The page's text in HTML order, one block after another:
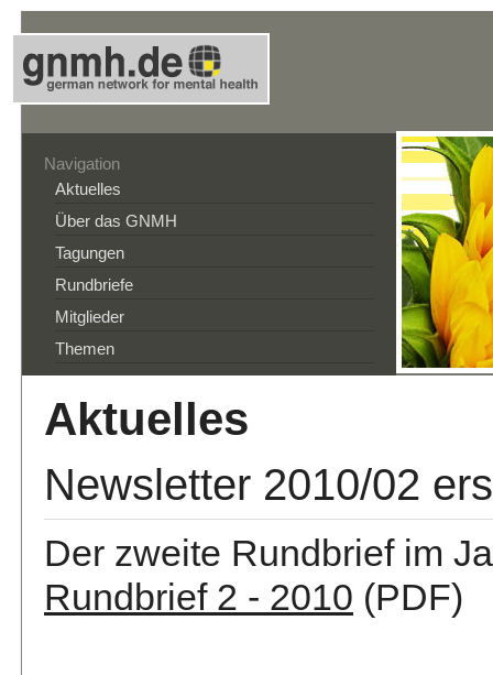
Navigation
Aktuelles
Über das GNMH
Tagungen
Rundbriefe
Mitglieder
Themen
Aktuelles
Newsletter 2010/02
Der zweite Rundbrief im
Rundbrief 2 - 2010 (PDF)